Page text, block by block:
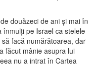
douăzeci de ani şi mai în
înmulţi pe Israel ca stelele
facă numărătoarea, dar
făcut mânie asupra lui
nu a intrat în Cartea